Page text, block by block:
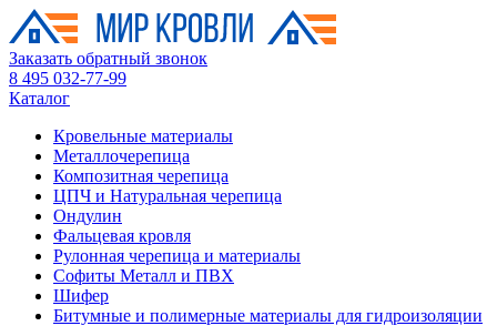
Заказать обратный звонок
8 495 032-77-99
Каталог
Кровельные материалы
Металлочерепица
Композитная черепица
ЦПЧ и Натуральная черепица
Ондулин
Фальцевая кровля
Рулонная черепица и материалы
Софиты Металл и ПВХ
Шифер
Битумные и полимерные материалы для гидроизоляции